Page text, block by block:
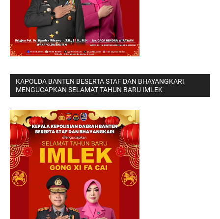
KAPOLDA BANTEN BESERTA STAF DAN BHAYANGKARI
MENGUCAPKAN SELAMAT TAHUN BARU IMLEK